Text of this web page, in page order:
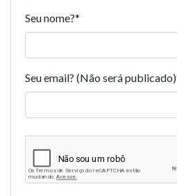
Seu nome?*
Seu email? (Não será publicado)